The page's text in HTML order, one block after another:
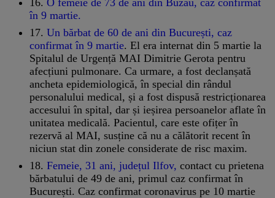
în 9 martie.
17. Un bărbat de 60 de ani din București, caz
confirmat în 9 martie. El era internat din 5 martie la
Spitalul de Urgență MAI Dimitrie Gerota pentru
afecțiuni pulmonare. Ca urmare, a fost declanșată
ancheta epidemiologică, în special din rândul
personalului medical, și a fost dispusă restricționarea
accesului în spital, dar și ieșirea persoanelor aflate în
unitatea medicală. Pacientul, care este ofițer în
rezervă al MAI, susține că nu a călătorit recent în
niciun stat din zonele considerate de risc maxim.
18. Femeie, 31 ani, județul Ilfov, contact cu prietena
bărbatului de 49 de ani, primul caz confirmat în
București. Caz confirmat coronavirus pe 10 martie